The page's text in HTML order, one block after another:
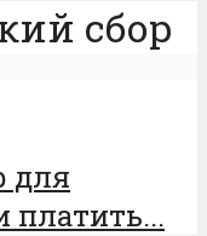
сбор
для
платить...